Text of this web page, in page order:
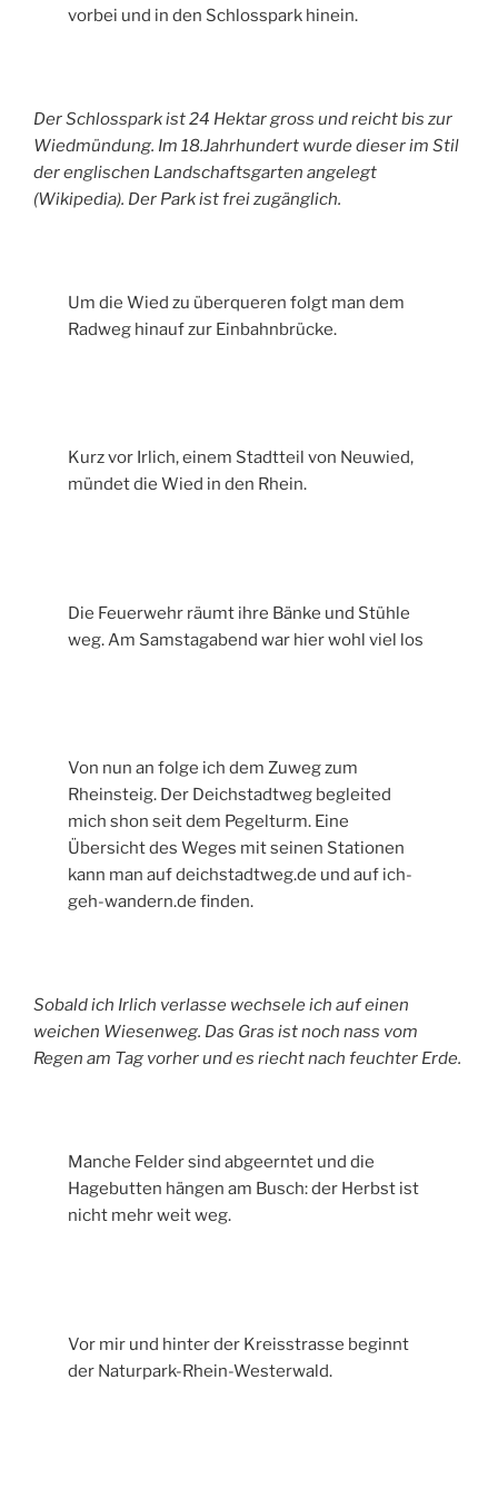
vorbei und in den Schlosspark hinein.
Der Schlosspark ist 24 Hektar gross und reicht bis zur
Wiedmündung. Im 18.Jahrhundert wurde dieser im Stil
der englischen Landschaftsgarten angelegt
(Wikipedia). Der Park ist frei zugänglich.
Um die Wied zu überqueren folgt man dem
Radweg hinauf zur Einbahnbrücke.
Kurz vor Irlich, einem Stadtteil von Neuwied,
mündet die Wied in den Rhein.
Die Feuerwehr räumt ihre Bänke und Stühle
weg. Am Samstagabend war hier wohl viel los
Von nun an folge ich dem Zuweg zum
Rheinsteig. Der Deichstadtweg begleited
mich shon seit dem Pegelturm. Eine
Übersicht des Weges mit seinen Stationen
kann man auf deichstadtweg.de und auf ich-
geh-wandern.de finden.
Sobald ich Irlich verlasse wechsele ich auf einen
weichen Wiesenweg. Das Gras ist noch nass vom
Regen am Tag vorher und es riecht nach feuchter Erde.
Manche Felder sind abgeerntet und die
Hagebutten hängen am Busch: der Herbst ist
nicht mehr weit weg.
Vor mir und hinter der Kreisstrasse beginnt
der Naturpark-Rhein-Westerwald.